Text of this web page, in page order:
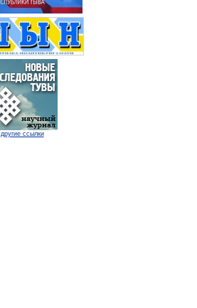
другие ссылки